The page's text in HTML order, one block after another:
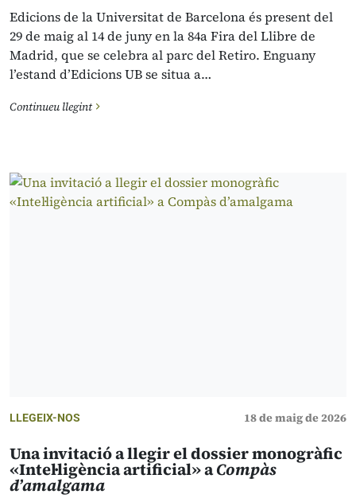
Edicions de la Universitat de Barcelona és present del
29 de maig al 14 de juny en la 84a Fira del Llibre de
Madrid, que se celebra al parc del Retiro. Enguany
l’estand d’Edicions UB se situa a…
Continueu llegint
LLEGEIX-NOS 18 de maig de 2026
Una invitació a llegir el dossier monogràfic
«Intel·ligència artificial» aCompàs
d’amalgama